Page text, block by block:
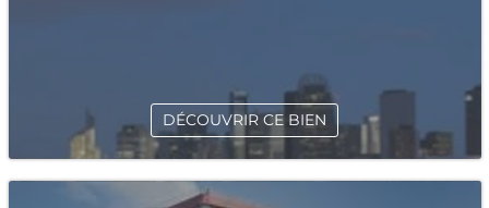
DÉCOUVRIR CE BIEN